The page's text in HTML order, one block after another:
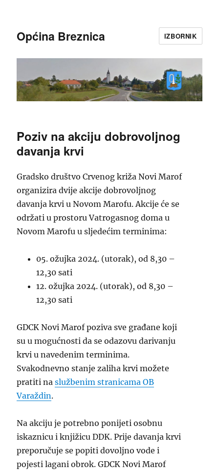
Općina Breznica IZBORNIK
Poziv na akciju dobrovoljnog
davanja krvi
Gradsko društvo Crvenog križa Novi Marof
organizira dvije akcije dobrovoljnog
davanja krvi u Novom Marofu. Akcije će se
održati u prostoru Vatrogasnog doma u
Novom Marofu u sljedećim terminima:
05. ožujka 2024. (utorak), od 8,30 –
12,30 sati
12. ožujka 2024. (utorak), od 8,30 –
12,30 sati
GDCK Novi Marof poziva sve građane koji
su u mogućnosti da se odazovu darivanju
krvi u navedenim terminima.
Svakodnevno stanje zaliha krvi možete
pratiti naslužbenim stranicama OB
Varaždin.
Na akciju je potrebno ponijeti osobnu
iskaznicu i knjižicu DDK. Prije davanja krvi
preporučuje se popiti dovoljno vode i
pojesti lagani obrok. GDCK Novi Marof